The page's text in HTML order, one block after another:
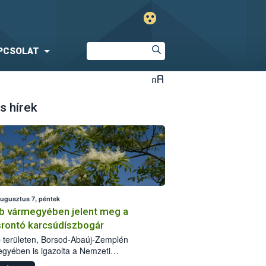
hírek
7, péntek
vármegyében jelent meg a
karcsúdíszbogár
területen, Borsod-Abaúj-Zemplén
is igazolta a Nemzeti
biztonsági Hivatal (Nébih) a